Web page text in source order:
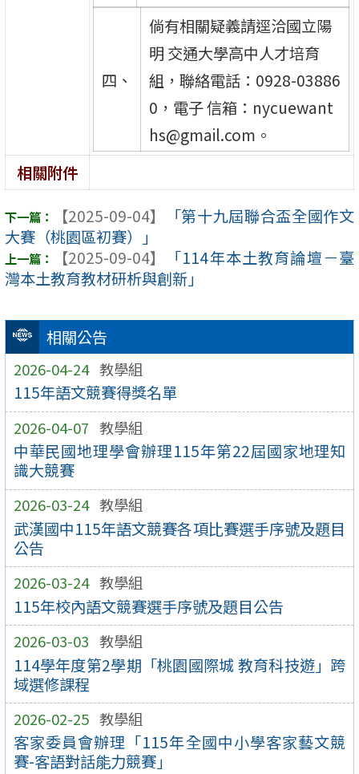
相關公告
2026-04-24 教學組
115年語文競賽得獎名單
2026-04-07 教學組
中華民國地理學會辦理115年第22屆國家地理知
識大競賽
2026-03-24 教學組
武漢國中115年語文競賽各項比賽選手序號及題目
公告
2026-03-24 教學組
115年校內語文競賽選手序號及題目公告
2026-03-03 教學組
114學年度第2學期「桃園國際城 教育科技遊」跨
域選修課程
2026-02-25 教學組
客家委員會辦理「115年全國中小學客家藝文競
賽-客語對話能力競賽」
四、
倘有相關疑義請逕洽國立陽
明 交通大學高中人才培育
組，聯絡電話：0928-03886
0，電子 信箱：nycuewant
hs@gmail.com。
相關附件
【2025-09-04】
「第十九屆聯合盃全國作文
大賽（桃園區初賽）」
【2025-09-04】
「114年本土教育論壇－臺
灣本土教育教材研析與創新」